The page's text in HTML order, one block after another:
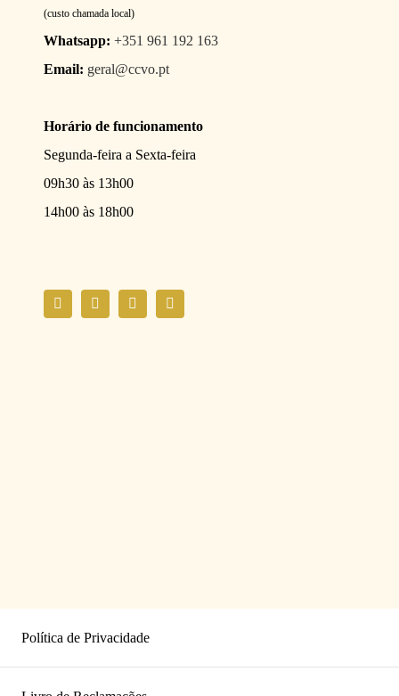
Política de Privacidade
(custo chamada local)
Whatsapp: +351 961 192 163
Email: geral@ccvo.pt
Horário de funcionamento
Segunda-feira a Sexta-feira
09h30 às 13h00
14h00 às 18h00